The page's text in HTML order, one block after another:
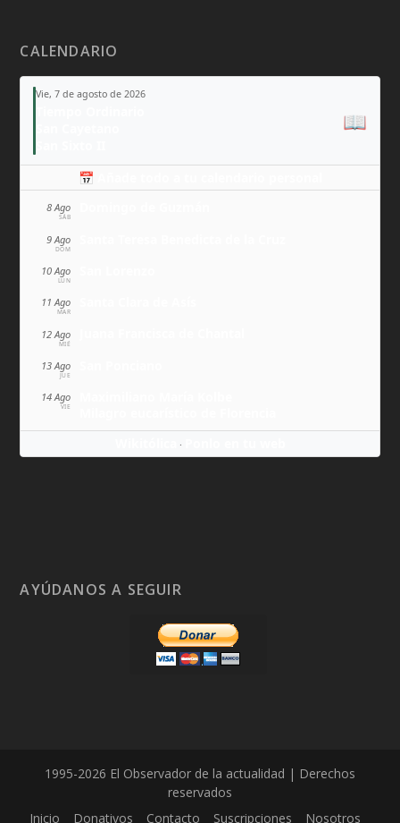
CALENDARIO
Vie, 7 de agosto de 2026
📖
📅 Añade todo a tu calendario personal
8 Ago
SÁB
9 Ago
DOM
10 Ago
LUN
11 Ago
MAR
12 Ago
MIÉ
13 Ago
JUE
14 Ago
VIE
·
AYÚDANOS A SEGUIR
1995-2026 El Observador de la actualidad | Derechos
reservados
Inicio
Donativos Contacto Suscripciones Nosotros